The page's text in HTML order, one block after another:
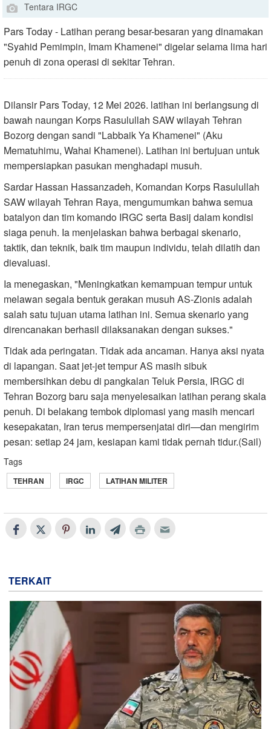
Tentara IRGC
Pars Today - Latihan perang besar-besaran yang dinamakan
"Syahid Pemimpin, Imam Khamenei" digelar selama lima hari
penuh di zona operasi di sekitar Tehran.
Dilansir Pars Today, 12 Mei 2026. latihan ini berlangsung di
bawah naungan Korps Rasulullah SAW wilayah Tehran
Bozorg dengan sandi "Labbaik Ya Khamenei" (Aku
Mematuhimu, Wahai Khamenei). Latihan ini bertujuan untuk
mempersiapkan pasukan menghadapi musuh.
Sardar Hassan Hassanzadeh, Komandan Korps Rasulullah
SAW wilayah Tehran Raya, mengumumkan bahwa semua
batalyon dan tim komando IRGC serta Basij dalam kondisi
siaga penuh. Ia menjelaskan bahwa berbagai skenario,
taktik, dan teknik, baik tim maupun individu, telah dilatih dan
dievaluasi.
Ia menegaskan, "Meningkatkan kemampuan tempur untuk
melawan segala bentuk gerakan musuh AS-Zionis adalah
salah satu tujuan utama latihan ini. Semua skenario yang
direncanakan berhasil dilaksanakan dengan sukses."
Tidak ada peringatan. Tidak ada ancaman. Hanya aksi nyata
di lapangan. Saat jet-jet tempur AS masih sibuk
membersihkan debu di pangkalan Teluk Persia, IRGC di
Tehran Bozorg baru saja menyelesaikan latihan perang skala
penuh. Di belakang tembok diplomasi yang masih mencari
kesepakatan, Iran terus mempersenjatai diri—dan mengirim
pesan: setiap 24 jam, kesiapan kami tidak pernah tidur.(Sail)
Tags
TEHRAN IRGC LATIHAN MILITER
TERKAIT